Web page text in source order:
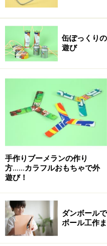
缶ぽっくり
遊び
手作りブーメランの作り
方……カラフルおもちゃで外
遊び！
ダンボール
ボール工作